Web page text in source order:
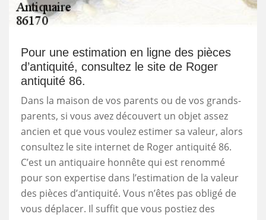
Pour une estimation en ligne des pièces
d’antiquité, consultez le site de Roger
antiquité 86.
Dans la maison de vos parents ou de vos grands-
parents, si vous avez découvert un objet assez
ancien et que vous voulez estimer sa valeur, alors
consultez le site internet de Roger antiquité 86.
C’est un antiquaire honnête qui est renommé
pour son expertise dans l’estimation de la valeur
des pièces d’antiquité. Vous n’êtes pas obligé de
vous déplacer. Il suffit que vous postiez des